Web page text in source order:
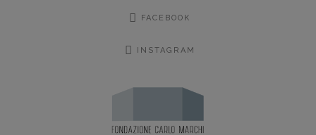
FACEBOOK
INSTAGRAM